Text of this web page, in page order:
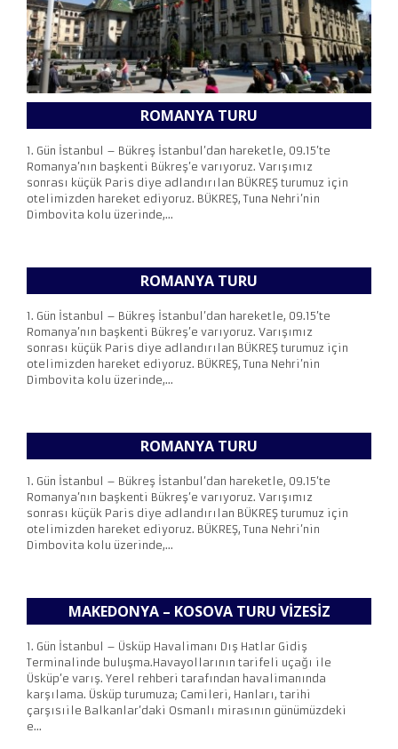
ROMANYA TURU
1. Gün İstanbul – Bükreş İstanbul’dan hareketle, 09.15’te
Romanya’nın başkenti Bükreş’e varıyoruz. Varışımız
sonrası küçük Paris diye adlandırılan BÜKREŞ turumuz için
otelimizden hareket ediyoruz. BÜKREŞ, Tuna Nehri’nin
Dimbovita kolu üzerinde,...
ROMANYA TURU
1. Gün İstanbul – Bükreş İstanbul’dan hareketle, 09.15’te
Romanya’nın başkenti Bükreş’e varıyoruz. Varışımız
sonrası küçük Paris diye adlandırılan BÜKREŞ turumuz için
otelimizden hareket ediyoruz. BÜKREŞ, Tuna Nehri’nin
Dimbovita kolu üzerinde,...
ROMANYA TURU
1. Gün İstanbul – Bükreş İstanbul’dan hareketle, 09.15’te
Romanya’nın başkenti Bükreş’e varıyoruz. Varışımız
sonrası küçük Paris diye adlandırılan BÜKREŞ turumuz için
otelimizden hareket ediyoruz. BÜKREŞ, Tuna Nehri’nin
Dimbovita kolu üzerinde,...
MAKEDONYA – KOSOVA TURU VIZESIZ
1. Gün İstanbul – Üsküp Havalimanı Dış Hatlar Gidiş
Terminalinde buluşma.Havayollarının tarifeli uçağı ile
Üsküp’e varış. Yerel rehberi tarafından havalimanında
karşılama. Üsküp turumuza; Camileri, Hanları, tarihi
çarşısıile Balkanlar’daki Osmanlı mirasının günümüzdeki
e...